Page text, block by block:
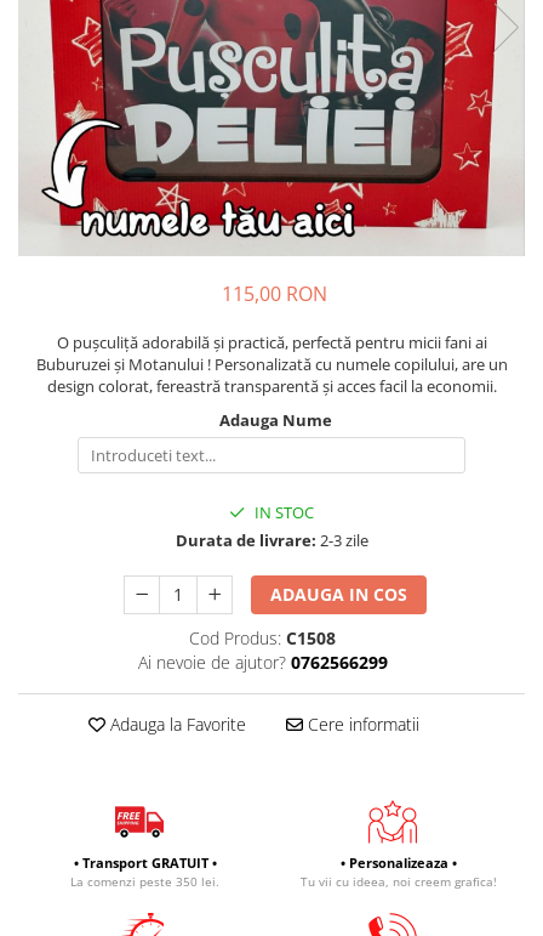
Body bebelusi personalizate
Perne personalizate
Plusuri personalizate
Agende personalizate
Etichete pentru sticla de vin
Cadouri Personalizate Unice
Sorturi Personalizate
Cadouri pentru Doctori
Cadouri Pensionare
Cadouri Profesori
115,00 RON
O pușculiță adorabilă și practică, perfectă pentru micii fani ai
Buburuzei și Motanului ! Personalizată cu numele copilului, are un
design colorat, fereastră transparentă și acces facil la economii.
Adauga Nume
IN STOC
Durata de livrare: 2-3 zile
ADAUGA IN COS
Cod Produs: C1508
Ai nevoie de ajutor? 0762566299
Adauga la Favorite Cere informatii
• Transport GRATUIT •
La comenzi peste 350 lei.
• Personalizeaza •
Tu vii cu ideea, noi creem grafica!